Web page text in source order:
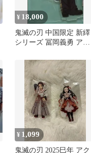
¥ 18,000
鬼滅の刃 中国限定 新繹
シリーズ 冨岡義勇 アク
¥ 1,099
鬼滅の刃 2025巳年 アク